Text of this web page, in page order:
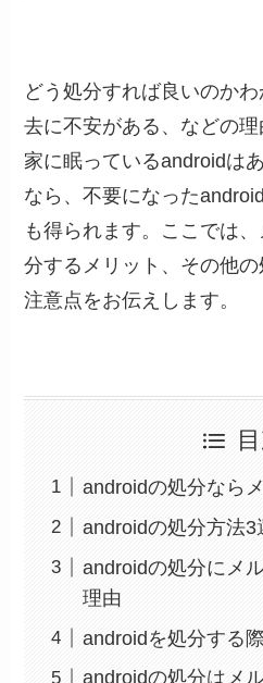
どう処分すれば良いのか
去に不安がある、などの
家に眠っているandroidは
なら、不要になった
も得られます。ここでは
分するメリット、その他
注意点をお伝えします。
androidの処分なら
androidの処分方法3
androidの処分にメ
理由
androidを処分する
androidの処分はメ